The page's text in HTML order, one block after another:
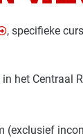
, specifieke
het Centraal
(exclusief